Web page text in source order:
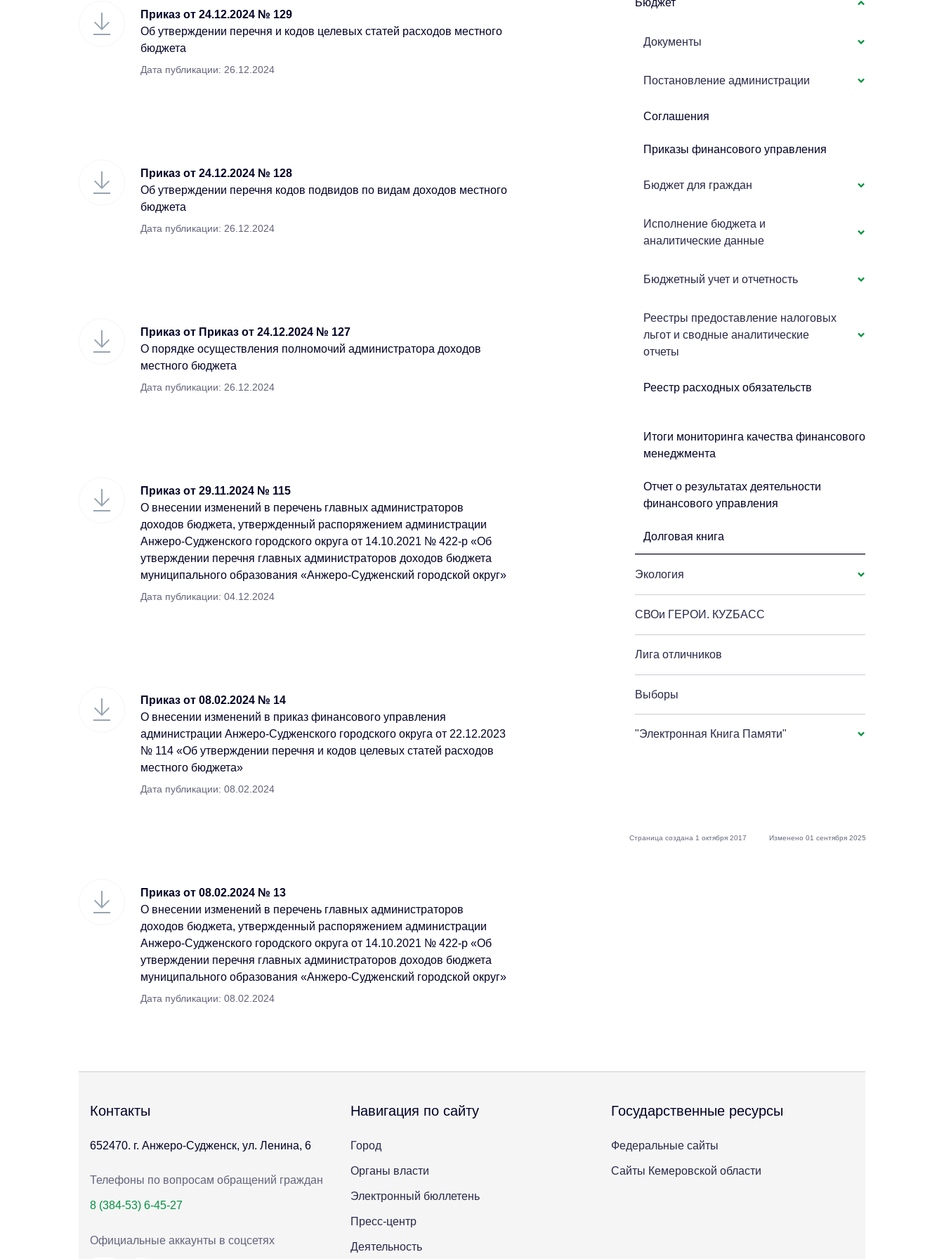
Приказ от 24.12.2024 № 129
Об утверждении перечня и кодов целевых статей расходов местного
бюджета
Дата публикации: 26.12.2024
Приказ от 24.12.2024 № 128
Об утверждении перечня кодов подвидов по видам доходов местного
бюджета
Дата публикации: 26.12.2024
Приказ от Приказ от 24.12.2024 № 127
О порядке осуществления полномочий администратора доходов
местного бюджета
Дата публикации: 26.12.2024
Приказ от 29.11.2024 № 115
О внесении изменений в перечень главных администраторов
доходов бюджета, утвержденный распоряжением администрации
Анжеро-Судженского городского округа от 14.10.2021 № 422-р «Об
утверждении перечня главных администраторов доходов бюджета
муниципального образования «Анжеро-Судженский городской округ»
Дата публикации: 04.12.2024
Приказ от 08.02.2024 № 14
О внесении изменений в приказ финансового управления
администрации Анжеро-Судженского городского округа от 22.12.2023
№ 114 «Об утверждении перечня и кодов целевых статей расходов
местного бюджета»
Дата публикации: 08.02.2024
Приказ от 08.02.2024 № 13
О внесении изменений в перечень главных администраторов
доходов бюджета, утвержденный распоряжением администрации
Анжеро-Судженского городского округа от 14.10.2021 № 422-р «Об
утверждении перечня главных администраторов доходов бюджета
муниципального образования «Анжеро-Судженский городской округ»
Дата публикации: 08.02.2024
Бюджет
Документы
Постановление администрации
Соглашения
Приказы финансового управления
Бюджет для граждан
Исполнение бюджета и
аналитические данные
Бюджетный учет и отчетность
Реестры предоставление налоговых
льгот и сводные аналитические
отчеты
Реестр расходных обязательств
Итоги мониторинга качества финансового
менеджмента
Отчет о результатах деятельности
финансового управления
Долговая книга
Экология
СВОи ГЕРОИ. КУZБАСС
Лига отличников
Выборы
"Электронная Книга Памяти"
Страница создана 1 октября 2017 Изменено 01 сентября 2025
Контакты
652470. г. Анжеро-Судженск, ул. Ленина, 6
Телефоны по вопросам обращений граждан
8 (384-53) 6-45-27
Официальные аккаунты в соцсетях
Навигация по сайту
Город
Органы власти
Электронный бюллетень
Пресс-центр
Деятельность
Государственные ресурсы
Федеральные сайты
Сайты Кемеровской области